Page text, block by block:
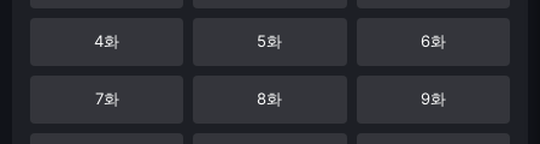
4화 5화 6화
7화 8화 9화